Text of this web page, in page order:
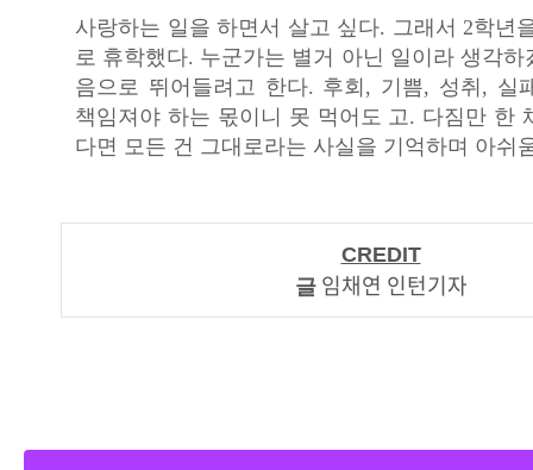
사랑하는 일을 하면서 살고 싶다. 그래서 2학년
로 휴학했다. 누군가는 별거 아닌 일이라 생각하
음으로 뛰어들려고 한다. 후회, 기쁨, 성취, 실
책임져야 하는 몫이니 못 먹어도 고. 다짐만 한
다면 모든 건 그대로라는 사실을 기억하며 아쉬
CREDIT
글 임채연 인턴기자